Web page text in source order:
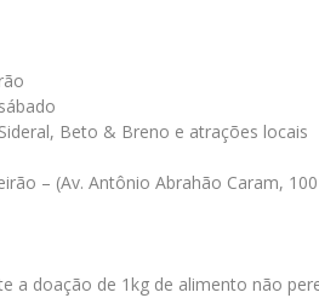
Beto & Breno e atrações locais
– (Av. Antônio Abrahão Caram,
a doação de 1kg de alimento não